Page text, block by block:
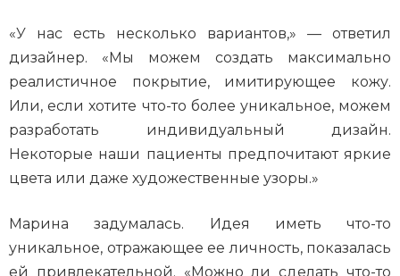
«У нас есть несколько вариантов,» — ответил
дизайнер. «Мы можем создать максимально
реалистичное покрытие, имитирующее кожу.
Или, если хотите что-то более уникальное, можем
разработать индивидуальный дизайн.
Некоторые наши пациенты предпочитают яркие
цвета или даже художественные узоры.»
Марина задумалась. Идея иметь что-то
уникальное, отражающее ее личность, показалась
ей привлекательной. «Можно ли сделать что-то